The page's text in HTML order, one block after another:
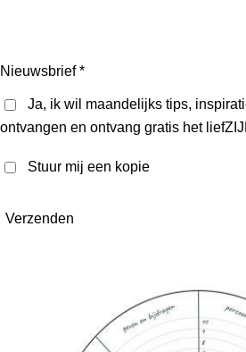
Nieuwsbrief *
Ja, ik wil maandelijks tips,
ontvangen en ontvang gratis het
Stuur mij een kopie
Verzenden